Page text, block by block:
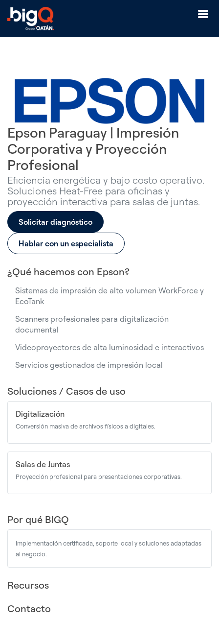
Epson Paraguay | Impresión
Corporativa y Proyección
Profesional
Eficiencia energética y bajo costo operativo.
Soluciones Heat-Free para oficinas y
proyección interactiva para salas de juntas.
Solicitar diagnóstico
Hablar con un especialista
¿Qué hacemos con Epson?
Sistemas de impresión de alto volumen WorkForce y
EcoTank
Scanners profesionales para digitalización
documental
Videoproyectores de alta luminosidad e interactivos
Servicios gestionados de impresión local
Soluciones / Casos de uso
Digitalización
Conversión masiva de archivos físicos a digitales.
Salas de Juntas
Proyección profesional para presentaciones corporativas.
Por qué BIGQ
Implementación certificada, soporte local y soluciones adaptadas
al negocio.
Recursos
Contacto